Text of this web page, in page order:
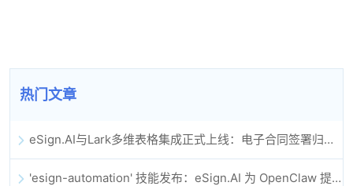
热门文章
eSign.AI与Lark多维表格集成正式上线：电子合同签署归档全程自动化
'esign-automation' 技能发布：eSign.AI 为 OpenClaw 提供自动化电子签名能力